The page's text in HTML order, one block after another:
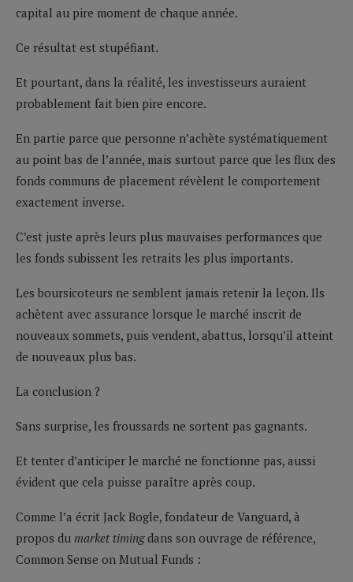
capital au pire moment de chaque année.
Ce résultat est stupéfiant.
Et pourtant, dans la réalité, les investisseurs auraient
probablement fait bien pire encore.
En partie parce que personne n’achète systématiquement
au point bas de l’année, mais surtout parce que les flux des
fonds communs de placement révèlent le comportement
exactement inverse.
C’est juste après leurs plus mauvaises performances que
les fonds subissent les retraits les plus importants.
Les boursicoteurs ne semblent jamais retenir la leçon. Ils
achètent avec assurance lorsque le marché inscrit de
nouveaux sommets, puis vendent, abattus, lorsqu’il atteint
de nouveaux plus bas.
La conclusion ?
Sans surprise, les froussards ne sortent pas gagnants.
Et tenter d’anticiper le marché ne fonctionne pas, aussi
évident que cela puisse paraître après coup.
Comme l’a écrit Jack Bogle, fondateur de Vanguard, à
propos du market timingdans son ouvrage de référence,
Common Sense on Mutual Funds :